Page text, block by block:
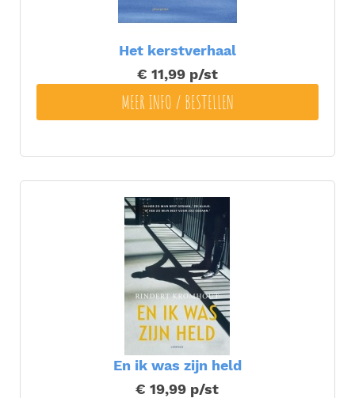
Het kerstverhaal
€ 11,99 p/st
MEER INFO / BESTELLEN
En ik was zijn held
€ 19,99 p/st